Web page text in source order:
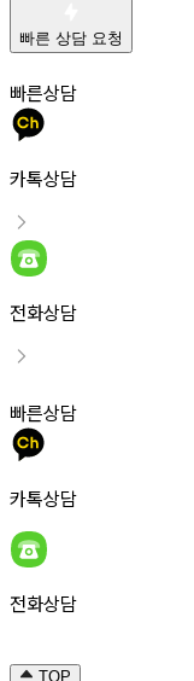
빠른 상담 요청
빠른상담
카톡상담
전화상담
빠른상담
카톡상담
전화상담
TOP